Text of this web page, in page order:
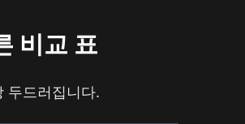
비교 표
두드러집니다.